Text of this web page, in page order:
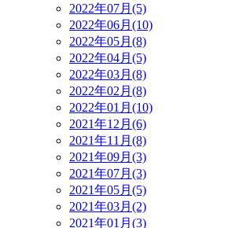
2022年07月(5)
2022年06月(10)
2022年05月(8)
2022年04月(5)
2022年03月(8)
2022年02月(8)
2022年01月(10)
2021年12月(6)
2021年11月(8)
2021年09月(3)
2021年07月(3)
2021年05月(5)
2021年03月(2)
2021年01月(3)